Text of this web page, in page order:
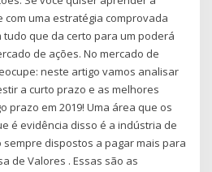
com uma estratégia comprovada
que da certo para um poderá
de ações. No mercado de
neste artigo vamos analisar
a curto prazo e as melhores
prazo em 2019! Uma área que os
é evidência disso é a indústria de
sempre dispostos a pagar mais para
de Valores . Essas são as